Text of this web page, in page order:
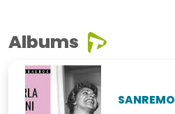
Albums
SANREMO